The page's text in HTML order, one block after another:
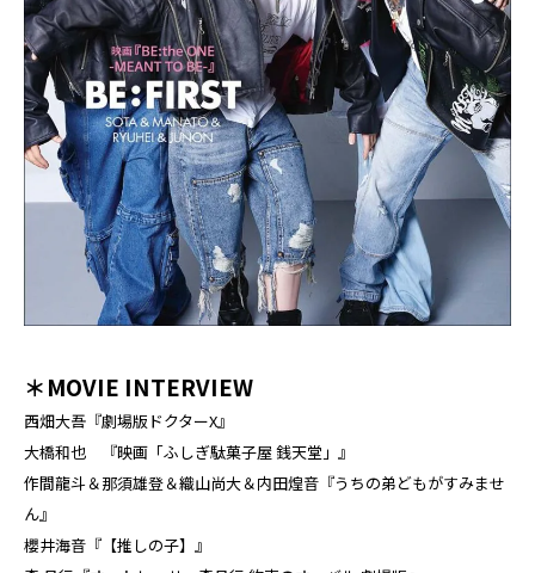
＊MOVIE INTERVIEW
西畑大吾『劇場版ドクターX』
大橋和也 『映画「ふしぎ駄菓子屋 銭天堂」』
作間龍斗＆那須雄登＆織山尚大＆内田煌音『うちの弟どもがすみませ
ん』
櫻井海音『【推しの子】』